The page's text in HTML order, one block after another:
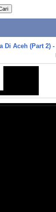
Di Aceh (Part 2) -